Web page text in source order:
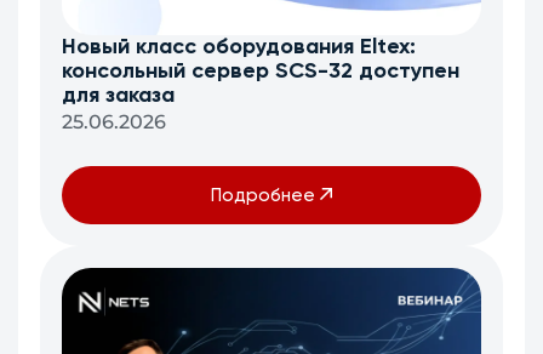
Новый класс оборудования Eltex:
консольный сервер SCS-32 доступен
для заказа
25.06.2026
Подробнее